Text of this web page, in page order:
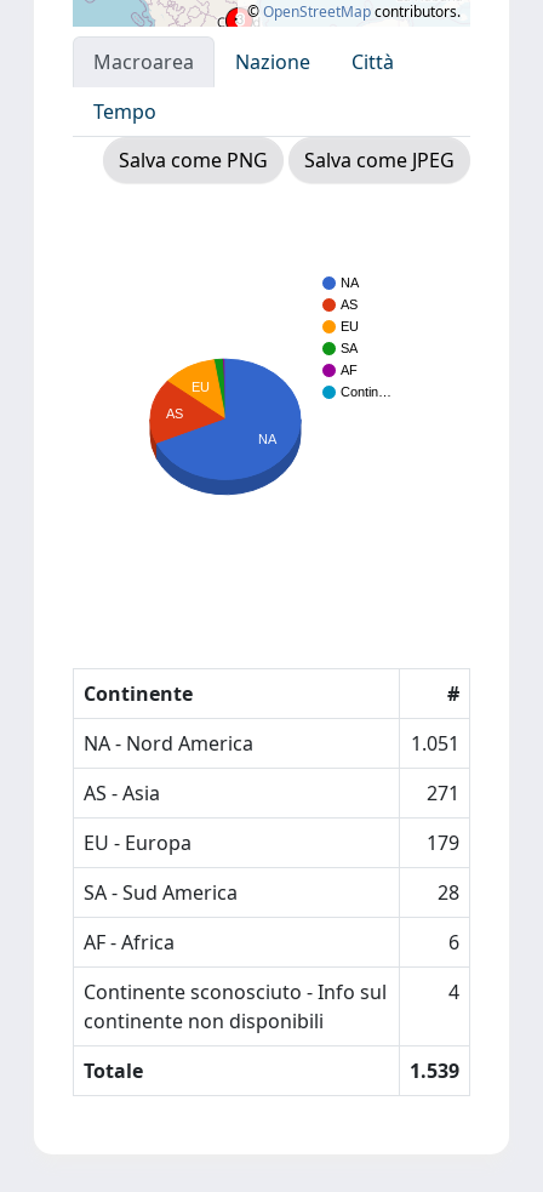
©OpenStreetMapcontributors.
Macroarea Nazione
Città
Tempo
Salva come PNG
Salva come JPEG
NA
AS
EU
SA
AF
Contin…
EU
AS
NA
Continente
#
NA - Nord America
1.051
AS - Asia
271
EU - Europa
179
SA - Sud America
28
AF - Africa
6
Continente sconosciuto - Info sul
continente non disponibili
4
Totale 1.539